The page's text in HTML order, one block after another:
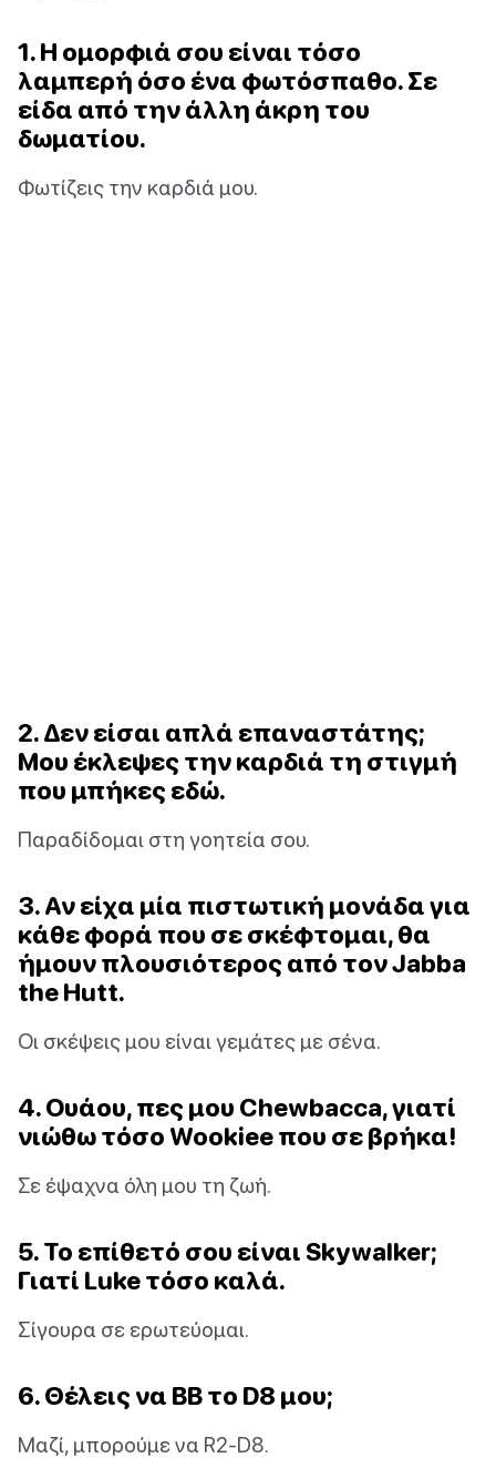
1. Η ομορφιά σου είναι τόσο
λαμπερή όσο ένα φωτόσπαθο. Σε
είδα από την άλλη άκρη του
δωματίου.
Φωτίζεις την καρδιά μου.
2. Δεν είσαι απλά επαναστάτης;
Μου έκλεψες την καρδιά τη στιγμή
που μπήκες εδώ.
Παραδίδομαι στη γοητεία σου.
3. Αν είχα μία πιστωτική μονάδα για
κάθε φορά που σε σκέφτομαι, θα
ήμουν πλουσιότερος από τον Jabba
the Hutt.
Οι σκέψεις μου είναι γεμάτες με σένα.
4. Ουάου, πες μου Chewbacca, γιατί
νιώθω τόσο Wookiee που σε βρήκα!
Σε έψαχνα όλη μου τη ζωή.
5. Το επίθετό σου είναι Skywalker;
Γιατί Luke τόσο καλά.
Σίγουρα σε ερωτεύομαι.
6. Θέλεις να BB το D8 μου;
Μαζί, μπορούμε να R2-D8.